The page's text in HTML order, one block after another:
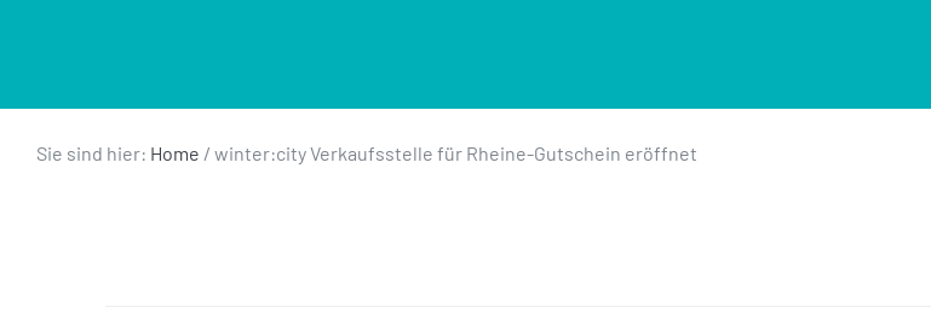
Sie sind hier: Home / winter:city Verkaufsstelle für Rheine-Gutschein eröffnet